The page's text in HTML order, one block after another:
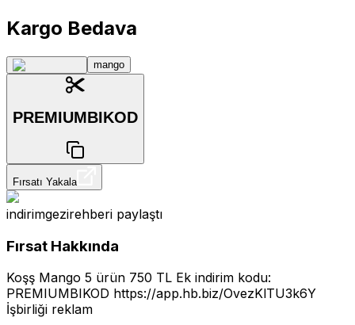
Kargo Bedava
mango
PREMIUMBIKOD
Fırsatı Yakala
indirimgezirehberi paylaştı
Fırsat Hakkında
Koşş Mango 5 ürün 750 TL Ek indirim kodu:
PREMIUMBIKOD https://app.hb.biz/OvezKlTU3k6Y
İşbirliği reklam